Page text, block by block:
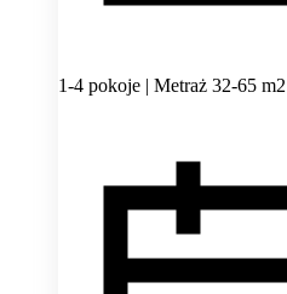
1-4 pokoje | Metraż 32-65 m2